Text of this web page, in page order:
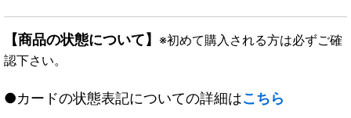
【商品の状態について】 ※初めて購入される方は必ずご確
認下さい。
●カードの状態表記についての詳細はこちら